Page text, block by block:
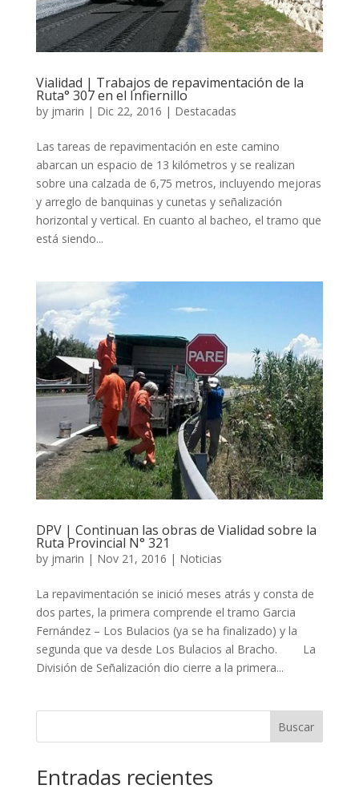
Vialidad | Trabajos de repavimentación de la
Ruta° 307 en el Infiernillo
by jmarin | Dic 22, 2016 | Destacadas
Las tareas de repavimentación en este camino
abarcan un espacio de 13 kilómetros y se realizan
sobre una calzada de 6,75 metros, incluyendo mejoras
y arreglo de banquinas y cunetas y señalización
horizontal y vertical. En cuanto al bacheo, el tramo que
está siendo...
DPV | Continuan las obras de Vialidad sobre la
Ruta Provincial N° 321
by jmarin | Nov 21, 2016 | Noticias
La repavimentación se inició meses atrás y consta de
dos partes, la primera comprende el tramo Garcia
Fernández – Los Bulacios (ya se ha finalizado) y la
segunda que va desde Los Bulacios al Bracho. La
División de Señalización dio cierre a la primera...
Buscar
Entradas recientes